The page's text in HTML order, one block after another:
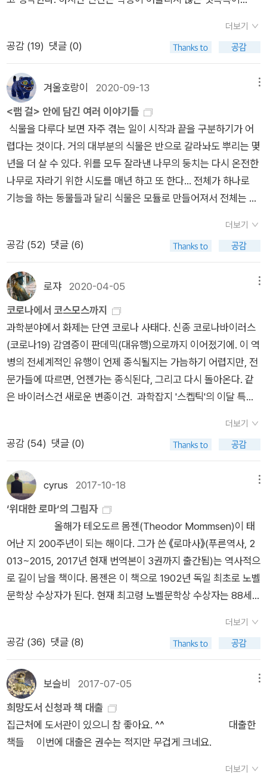
자이자 보호자이자 파괴자의 역할을 하는지도 모른다. …… 즉 지
구에 생명의 물질을 가져온 존재로, 바다를 만들어 준 존재로, 경
쟁자를 제거하고 우리 포유동물 조상들의 성공을 가능케 했던 매
의 폭발과 지구의 기후에 대한 시기적절한 암시를 주는 존재로 말
이다. ― 본문에서 3부 「혜성과 미래」는 우주 탐사 시대에 혜성의
가치와 의의, 전망을 논의한다. 18장 「소함대 출현」은 1985~198
6년 귀환할 예정이었던 핼리 혜성의 탐사 계획들을 소개한다. 19
장 「위대한 함장들의 별」은 지구에 위협이 되는 혜성을 파괴하거
나 그 궤도를 변경시키고, 혜성에서 자원을 채취하고, 혜성을 우
주 식민지 건설을 위한 전진 기지로 만드는 등 혜성의 이용 가능
성을 살펴본다. 마지막으로 20장 「한 줌의 티끌」은 격동의 역사
나온 지 30여 년이 지났지만 이 책이 담고 있는 지식과 가치는 여
전히 유효하다. 그만큼 칼 세이건과 앤 드루얀의 통찰과 상상력이
확실한 과학에 기반을 두고 있다는 증거다. 독자들은 이 책에서
혜성에 대한 이해가 새롭게 펼쳐 보이는 우주의 풍경을 만끽할 수
있을 것이다.
들썩하게 만들었던 ‘마야 종말론’은 해프닝으로 끝나버렸지만, 종
말론의 '종말'은 없을 것 같다. 혜성을 종말의 날을 앞당기는 신의
등장이라고 떠벌리는 자들에게 나는 수학자 라플라스(Laplace)
다'[1]라고 말하고 싶다. 아무리 과학 공부가 먹고 사는 게 별 도움
이 없다고 해도 혜성이 구체적으로 어떤 물질로 이루어져 있으며,
혜성과 소행성이 어디서 왔는지 알고 있어야 한다. 중 · 고등학생
들이 배우는 기본적인 과학 지식만 알고 있으면 지구에 근접하는
혜성이 무섭지 않아 보인다. 혜성은 지구에 잠깐 근접하다가 사라
지는 우주의 손님이 아니다. 그것은 우주의 시작과 끝, 그와 운명
을 같이한 특별한 존재이다. 미국의 천문학자 프레드 휘플(F. W
hipple)은 혜성이 얼음과 가스, 먼지가 뭉쳐진 ‘더러운 얼음 덩어
해 보낸 탐사선 조토(Giotto)의 근접 촬영을 통해 사실임이 확인
되었다. 그러나 단단한 얼음 덩어리였던 혜성은 태양 주위를 지나
가면서 태양열과 태양빛을 받아 녹아 증발하게 된다. 여기서 가스
와 먼지가 튀어나와 핵 주위를 둘러싸는 대기층인 코마(Coma,
혜성의 머리 부분)와 꼬리를 만들어낸다. 과학자들은 혜성이 생
성되는 곳을 태양계 바깥쪽에 존재하는 오르트 구름(Oort clou
d)과 카이퍼 벨트(Kuiper belt)로 추정한다. 오르트 구름은 수소
와 헬륨으로 이뤄져 있으며 그 안에 약 1조 개의 혜성이 있는 것으
로 여겨진다. 카이퍼 벨트(Kuiper belt)는 해왕성에서 16억 km
떨어져 있는 얼음과 운석의 띠로 태양계 생성 때 행성이 되지 못
한 소행성의 잔해로 추정된다. 혜성은 지구 생명의 근원에 대한
비밀을 풀 수 있는 중요한 열쇠이다. 혜성 표면에 얇은 물 성분의
얼음층이 있다. 지구상에 있는 물이 혜성으로부터 유래됐을 가능
있다는 것을 의미한다. 혜성은 오래전 지구가 형성될 무렵 이 행
성에 물과 생명의 물질을 가져다준 생명의 모태인 동시에, 백악기
말 충돌로 공룡을 비롯한 지구상의 생물 대부분을 몰살시켰듯 거
대한 재앙이기도 하다. 칼 세이건은 혜성이 인류의 미래와 운명이
달린 '창조적 파괴'의 힘을 지닌다고 했다. 그래도 혜성과 소행성
이 지구에 근접한다고 해서 쫄 필요가 없다. 사실 우리가 걱정해
야 할 것이 따로 있다. 그게 바로 핵무기이다. 소행성의 충돌로 인
해 생긴 먼지가 수년 동안 햇빛을 가려 가뭄과 한발을 가져와 지
량의 핵무기로 인류가 절멸하는 '핵겨울' 시나리오와 유사하다고
봤다. 진짜 우리가 무서워하고, 경계해야 할 대상이 우주에서 오
는 혜성이 아니라 인류가 스스로 만들어낸 재앙인 핵무기다. 20
61년 7월 28일에 핼리 혜성이 지구에 방문할 것이다. 필자가 그
때까지 살아있으면 74세가 된다. 먼 50여 년 동안에 어떤 일들이
일어나게 될까. 칼 세이건은 스스로 자멸하는 방법을 터득한 인류
의 미래를 걱정했다. '최근에 우리는 자멸하는 방법들을 마련했
다. 핼리 혜성이 다음번에 지구 가까이 오는 2061년까지 얼마나
많은 인간이 남아 있을지 정말로 의문이다.'[2] 그의 말이 '슬픈
하는 유일한 길이며, 다른 지식 체계(철학, 종교, 인문학)는 과학
에 종속되거나 오류라고 주장했다. 하지만 '우리가 아는 모든 것
은 과학을 통해서만 증명되었다'라는 태도는 과학을 일종의 '세속
적 종교'나 '교조적 믿음'으로까지 만든다. 이는 과학이 가질 수 있
는 한계, 즉 가치 중립성이나 윤리적 문제 해결 능력의 부족을 망
각한 것으로 보인다.한편, 저자가 확실한 데이터가 부족함에도 외
계 문명의 존재를 강하게 주장하는 것은 과학적 회의주의를 넘어
선 낭만적 과학주의 혹은 과학 신앙에 가깝다는 비판을 받게 된
다. 3. '인간의 무의미성' 강조를 통한 역설적 인본주의세이건은
광활한 우주에서 지구와 인간이 얼마나 작은 존재인지(창백한 푸
른 점)를 강조했다. 그러나 이는 겸손을 가르치는 듯하지만, 결국
인간의 삶에서 모든 궁극적 의미와 목적을 제거하는 허무주의로
으로 보인다. 4. 역사적·종교적 맥락의 단순화 및 배제세이건은
가는 일방통행적 서사로 묘사했다. 또한 과학과 종교가 긴장 관계
속에 함께 발전해 온 복잡한 역사를 '암흑 시대(종교) vs 빛(과
학)'이라는 이분법적 구조로 단순화한다. 이는 과학의 발전이 가
져온 기술적 도구화와 그에 따른 파괴적 결과(환경 파괴 등)에 대
한 인본주의적 성찰까지 과학 만능으로 덮어버리려는 시도로까
지 보일 수 있다. 결국 이러한 관점에서의 비판은 <코스모스>가
인류에게 겸손함을 가르치는 듯 보이지만, 실상은 '이성으로 모든
을 피해가기 어렵다.기계론적 유물론자로서 칼 세이건은 <코스
모스>를 통해 과학적 사실을 넘어선 '과학적 세계관'을 종교처럼
전파했다. 이러한 관점은 과학을 통해 인간을 계몽하려는 긍정적
인 목적을 가지고 있지만, 동시에 우주의 풍부한 의미를 기계적
인과관계로 축소하고, 과학이 도달할 수 없는 가치의 영역마저 과
학의 이름으로 판단하려는 위험성을 내포하고 있는 것이다. 기계
론적 유물론자답게도 칼 세이건은 자신의 두 아들까지 둔 조강지
처 린 마굴리스를 차버리고 눈 맞은 여인과 재혼, 그리고 세 번째
결혼까지 감행한다. 동물적 본능에 충실했던 환원주의자...
속는다. 우리는 항상 착각하면서 살아간다. 슬기로운 사람은 동물
이 아니라는 착각. 이런 착각을 학술 용어로 ‘종차(種差)’라고 한
‘외계인’으로 가정한다. 우리가 만나고 싶은 외계인은 인간의 모
습과 흡사하며 우리처럼 비슷하게 생활한다. 외계인이 있다고 믿
는 사람들은 우리보다 더 똑똑한 외계인을 우러러본다. 그래서 아
득한 옛날에 지구를 방문한 외계인이 고대 사람들에게 현대 문명
에 걸맞은 엄청난 기술을 전수했다고 주장한다. 초고대 문명설을
지지하는 사람들은 이집트의 피라미드와 페루의 나스카 지상화
(땅에 그려진 거대한 그림들)가 외계인과 고대 사람들의 합작품
으로 보인다. [피터 박스올 <죽기 전에 꼭 읽어야 할 책 1001권>
718번째 책][대구 독서 모임 <고라니 울고> ‘초여름 밤 SF’ 7월
의 SF, 추천 독자 겸 모임장: 김성현]* 더글러스 애덤스, 김선형 ·
권진아 함께 옮김 《은하수를 여행하는 히치하이커를 위한 안내
서》 (책세상, 2005년, 합본)* 더글러스 애덤스, 김선형 · 권진아
함께 옮김 《은하수를 여행하는 히치하이커를 위한 안내서 1》 (책
세상, 2004년)* 더글러스 애덤스, 김선형 · 권진아 함께 옮김
《은하수를 여행하는 히치하이커를 위한 안내서 4》 (책세상, 200
4년)더글러스 애덤스(Douglas Adams)는 동물보다 똑똑하다고
거만하게 굴면서 외계인을 ‘우주의 슬기로운 사람’으로 추앙하는
인간의 착오를 풍자한다. 애덤스의 대표작인 코믹 SF 《은하수를
여행하는 히치하이커를 위한 안내서》(약칭 ‘히치하이커’) 1권의
실은 돌고래가 인간보다 지능이 높다. 돌고래들은 지구가 ‘보곤
다. 착한 돌고래들은 인간들에게 경고하려고 시도한다. 그러나 인
간들은 언어가 없는 돌고래의 의사소통을 이해하지 못한다. 돌고
래들은 지구인들에게 경고하는 것을 포기하고, 지구를 떠나기 전
에 마지막으로 메시지를 남긴다. 돌고래들은 뒤로 두 번 공중제비
를 돌면서 고리를 통과하고, 행진곡 <성조기여 영원하라(The S
tars and Stripes Forever)>를 휘파람으로 분다. 돌고래의 마
지막 메시지를 인간의 언어로 해석하면 이렇다.‘안녕히, 그리고
돌고래의 마지막 메시지는 《히치하이커》 4권의 부제가 된다.
《히치하이커》가 라디오 드라마로 처음으로 공개된 1970년대 중
후반에 살았던 사람들은 고래가 인간보다 지능이 뛰어난 동물이
라는 사실을 믿지 못했다. 그렇지만 고래를 오랫동안 관찰한 과학
자들은 이 사실을 알고 있었다. * 칼 세이건 · 앤 드루얀 · 린다 살
츠먼 세이건 외, 김명남 옮김 《지구의 속삭임》 (사이언스북스, 2
016년)라디오 드라마 버전 《히치하이커》가 방송되기 일 년 전인
1977년에 고래의 뛰어난 지능이 처음으로 대중의 주목을 받게
더보기
공감 (19) 댓글 (0)
겨울호랑이 2020-09-13
<랩 걸> 안에 담긴 여러 이야기들
식물을 다루다 보면 자주 겪는 일이 시작과 끝을 구분하기가 어
렵다는 것이다. 거의 대부분의 식물은 반으로 갈라놔도 뿌리는 몇
년을 더 살 수 있다. 위를 모두 잘라낸 나무의 둥치는 다시 온전한
나무로 자라기 위한 시도를 매년 하고 또 한다... 전체가 하나로
기능을 하는 동물들과 달리 식물은 모듈로 만들어져서 전체는 모
후 대체할 수 있고, 몇 백 년에 걸쳐 나무들은 평생 그 일을 되풀
이해왔다. 결국 나무는 살아 있는 것이 너무 값비싸질 때 죽는다.
)의 <랩 걸 Lab Girl>은 두껍지 않은 책이지만, 여러 각도에서
바라볼 수 있는 재미있는 책이다. 저자의 삶을 다룬 에세이면서
동시에 자신의 전공인 식물학을 대중에게 알기 쉽게 소개하는 책
이기도 하다. 또한, 과학계에서 주류에 속하지 못하는 여성으로
느끼는 어려움을 진솔하게 담고 있다는 점에서는 사회 문제를 다
룬 책이라는 느낌도 받는다. 여러 관점을 담고 있으면서도 책이
무겁게 느껴지지 않은 것은 작가가 주제의 무게 중심을 잘 잡고
있기 때문이 아닐까 생각하게 된다. <랩 걸>안에는 어떤 모습이
담겨있을까. 이번 페이퍼에서는 함께 읽을 책들과 함께 간략하게
정리해본다. 먼저, 교양 과학서로서의 <랩 걸>은 우리에게 식물
에 대한 새로운 관점을 소개하는 책이다. 식물학자인 저자는 동물
과 다른 생명체로서 식물을 바라보고 이해할 필요가 있음을 강조
한다. 당연하게도 동물과는 달리 식물은 거의 움직이지 않는다.
일반적으로 우리는 여기까지 생각하고, 식물을 진화가 덜 된 생명
체로 단정짓지만, 저자는 다르다. 저자는 동물과 다른 식물의 '다
름'을 말한다. 동물들은 움직임(動)을 통해 공간(Space)을 살아
가지만, 식물들은 정(靜)적으로 시간(Time)을 살아간다는 점에
서 다르다. 이러한 차이를 인정하고 식물의 관점에서 바라볼 때
비로소 새로운 것이 보인다는 것을 저자는 강조한다. 실험을 위해
다. 필요하면 뿌리가 줄기가 되고, 그 반대 현상도 일어난다. 하나
들은 유전자 청사진이 완전히 동일하다. _ 호프 자런, <랩 걸>, p
154 <랩 걸>에서 말하는 이와 같은 '다름'은 다음 주제와도 연결
되지만, 그 전에 보다 함께 읽으면 좋을 책을 짚고 넘어가자. <랩
걸>에서는 동물과 식물의 차이부터 시작해 식물의 특성에 대해
는데 한계가 있다. 이러한 점을 <DK 식물 대백과 사전>에 나오
더보기
공감 (52) 댓글 (6)
로쟈2020-04-05
코로나에서 코스모스까지
과학분야에서 화제는 단연 코로나 사태다. 신종 코로나바이러스
(코로나19) 감염증이 판데믹(대유행)으로까지 이어졌기에. 이 역
병의 전세계적인 유행이 언제 종식될지는 가늠하기 어렵지만, 전
문가들에 따르면, 언젠가는 종식된다, 그리고 다시 돌아온다. 같
은 바이러스건 새로운 변종이건. 과학잡지 '스켑틱'의 이달 특집
의 '코로나19로부터 무엇을 배울 것인가'였다. 필자는 <인수공통
모든 전염병의 열쇠>(꿈꿀자유)의 역자이자 발행인이다. 언젠가
이라고 생각했는데, 지금 시점에서 보면 매우 중요한 시의성을 갖
게 된 책이다. 특집기사에서는 코로나 바이러스가 원인인 전염병
이 늘어가는 추세의 근본원인이 무엇이고 우리가 앞으로 어떻게
대처해나가야 할 것인가라는 문제를 적절하게 정리해주고 있다.
당연한 일이긴 한데, 전염병의 역사와 판데믹(팬데믹)에 관한 책
들도 몇권 나와 있고(이주에 나온 책도 있다) 앞으로 더 나올 것
이다. 장기적이 관점에서도 이해할 수 있지만, 판데믹의 주기가
빨라지고 있다는 관찰에 주의할 필요가 있다. 더불어 이것이 인류
의 환경파괴가 불러온 인위적인 재앙이라는 점에도 유념해야 한
다. 하기야, 인류가 사전에 무언가를 깨치고 방비한 역사가 있었
던가는 의문이지만. 직접적으로 이번 코로나19 사태를 다룬 책들
도 바쁘게 나오고 있다. 하지만 진행중인 사안이라 '속보기사'와
같이 제한적인 의미만을 갖는 듯싶다. 향후 사태가 진정되면 '종
합판'이 나와야 할 것으로 보인다. 가령 <코로나19 자본주의의
모순이 낳은 재난>(책갈피)만 하더라도 제목대로 사태의 원인을
자본주의 체제와 국가의 문제로만 다룸으로써 한국정부의 대응
더보기
공감 (54) 댓글 (0)
cyrus 2017-10-18
‘위대한 로마‘의 그림자
어난 지 200주년이 되는 해이다. 그가 쓴 《로마사》(푸른역사, 2
013~2015, 2017년 현재 번역본이 3권까지 출간됨)는 역사적으
로 길이 남을 책이다. 몸젠은 이 책으로 1902년 독일 최초로 노벨
문학상 수상자가 된다. 현재 최고령 노벨문학상 수상자는 88세
받기 전에는 최고령 노벨문학상 수상자는 몸젠이었다. 1902년에
몸젠의 나이는 85세였고, 이듬해에 그는 세상을 떠났다. 몸젠의
나나미(鹽野七生)의 역사소설 《로마인 이야기》(한길사, 1995~
2007)에 열광했다. 양심 고백을 하자면 나도 ‘로마인 이야기 열
풍’에 맹목적으로 휩쓸러 갔던 사람이다. 그녀의 작문 솜씨가 교
묘해서 내용 자체도 소설처럼 흥미진진하지만, 《로마인 이야기》
는 신뢰할만한 역사책이라고 볼 수 없다. 딴딴한 로마 덕후 또는
로마 전공자 앞에서 ‘시오노 나나미’, ‘로마인 이야기’를 언급하다
더보기
공감 (36) 댓글 (8)
보슬비 2017-07-05
희망도서 신청과 책 대출
집근처에 도서관이 있으니 참 좋아요. ^^ 대출한
책들 이번에 대출은 권수는 적지만 무겁게 크네요.
더보기